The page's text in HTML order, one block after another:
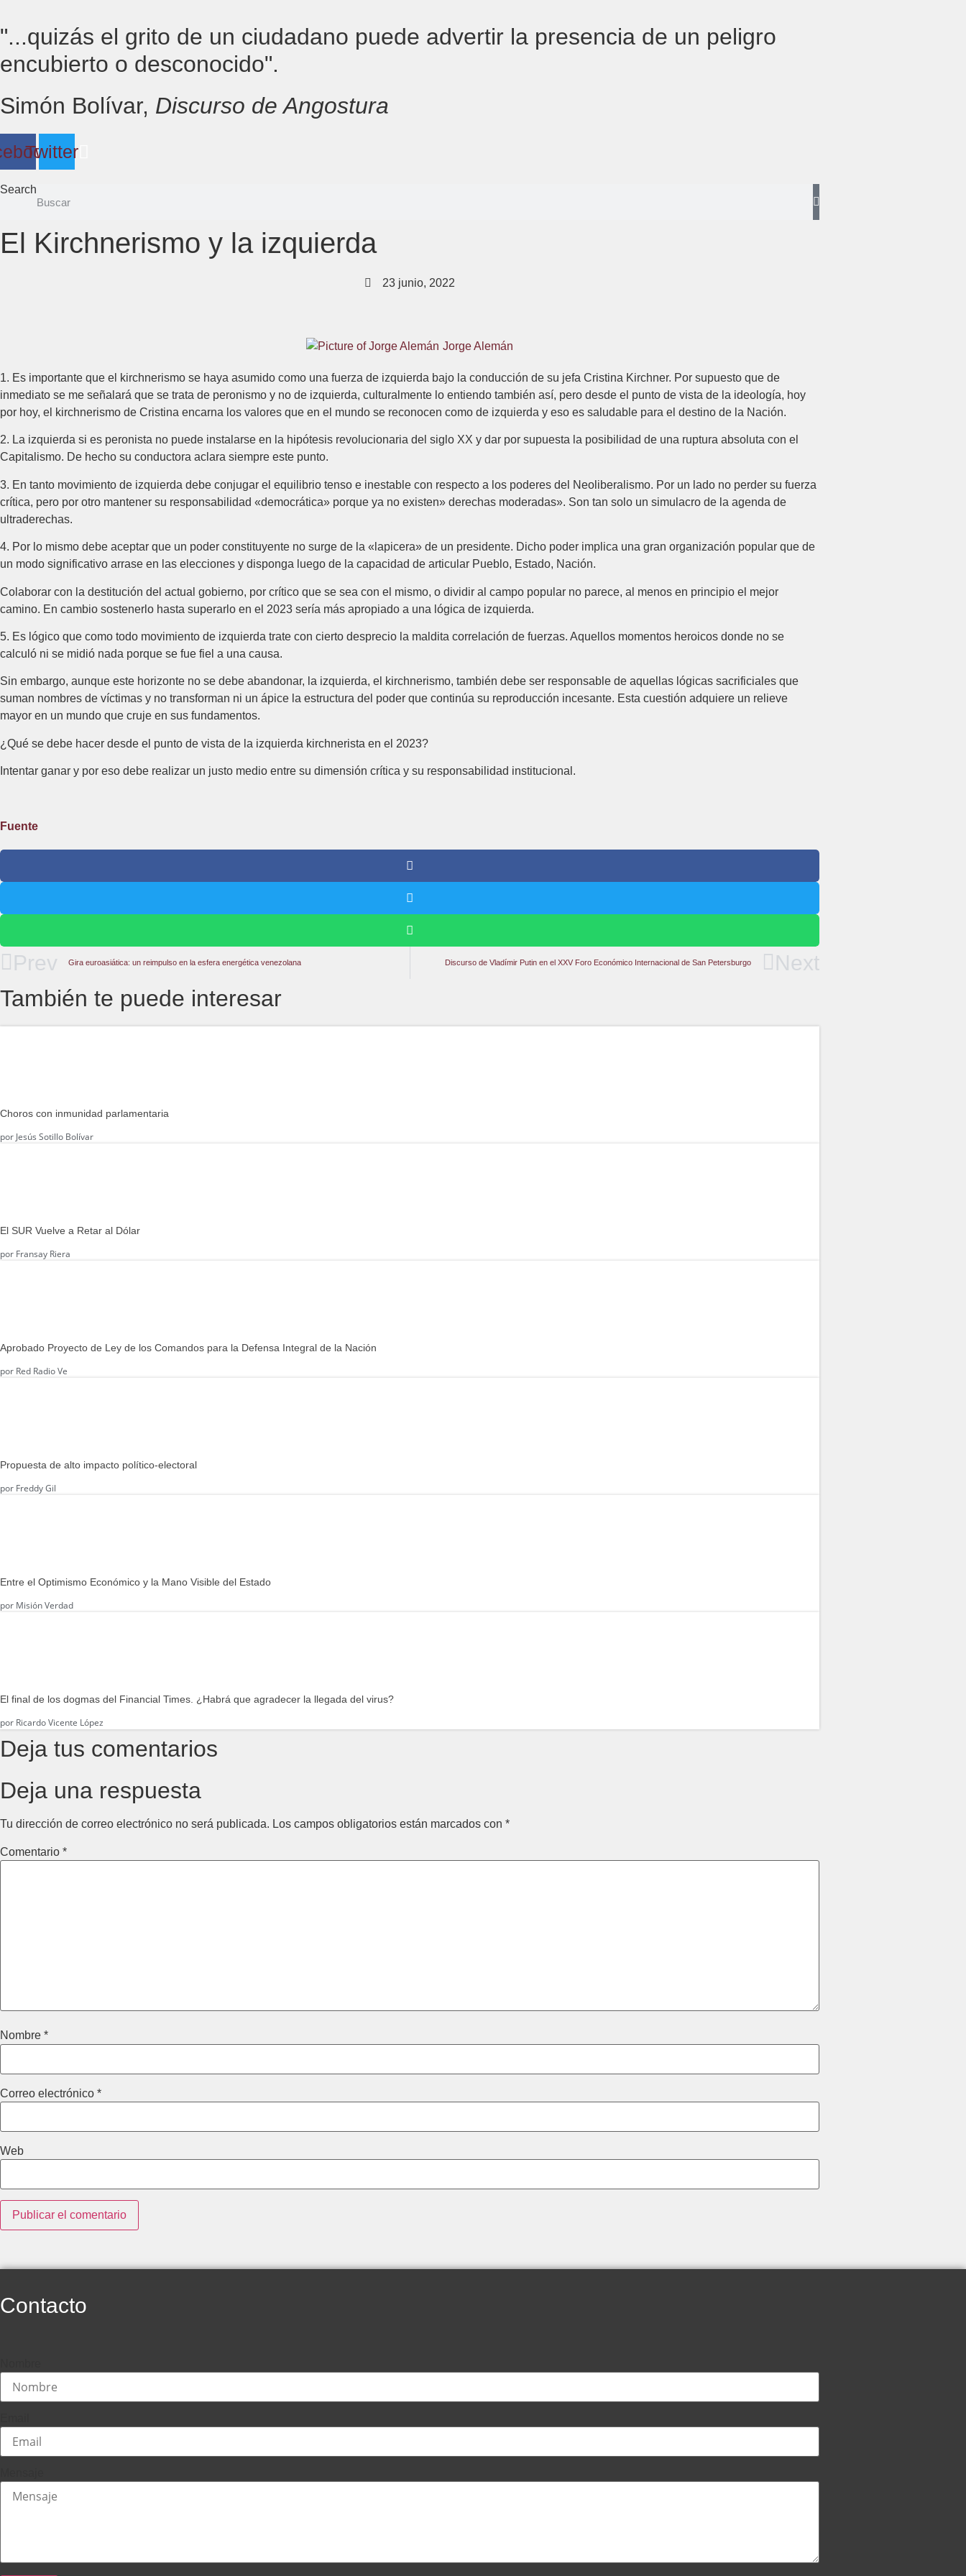
contenido
"...quizás el grito de un ciudadano puede advertir la presencia de un peligro
encubierto o desconocido".
Simón Bolívar, Discurso de Angostura
Twitter
Search
El Kirchnerismo y la izquierda
23 junio, 2022
Jorge Alemán
1. Es importante que el kirchnerismo se haya asumido como una fuerza de izquierda bajo la conducción de su jefa Cristina Kirchner. Por supuesto que de
inmediato se me señalará que se trata de peronismo y no de izquierda, culturalmente lo entiendo también así, pero desde el punto de vista de la ideología, hoy
por hoy, el kirchnerismo de Cristina encarna los valores que en el mundo se reconocen como de izquierda y eso es saludable para el destino de la Nación.
2. La izquierda si es peronista no puede instalarse en la hipótesis revolucionaria del siglo XX y dar por supuesta la posibilidad de una ruptura absoluta con el
Capitalismo. De hecho su conductora aclara siempre este punto.
3. En tanto movimiento de izquierda debe conjugar el equilibrio tenso e inestable con respecto a los poderes del Neoliberalismo. Por un lado no perder su fuerza
crítica, pero por otro mantener su responsabilidad «democrática» porque ya no existen» derechas moderadas». Son tan solo un simulacro de la agenda de
ultraderechas.
4. Por lo mismo debe aceptar que un poder constituyente no surge de la «lapicera» de un presidente. Dicho poder implica una gran organización popular que de
un modo significativo arrase en las elecciones y disponga luego de la capacidad de articular Pueblo, Estado, Nación.
Colaborar con la destitución del actual gobierno, por crítico que se sea con el mismo, o dividir al campo popular no parece, al menos en principio el mejor
camino. En cambio sostenerlo hasta superarlo en el 2023 sería más apropiado a una lógica de izquierda.
5. Es lógico que como todo movimiento de izquierda trate con cierto desprecio la maldita correlación de fuerzas. Aquellos momentos heroicos donde no se
calculó ni se midió nada porque se fue fiel a una causa.
Sin embargo, aunque este horizonte no se debe abandonar, la izquierda, el kirchnerismo, también debe ser responsable de aquellas lógicas sacrificiales que
suman nombres de víctimas y no transforman ni un ápice la estructura del poder que continúa su reproducción incesante. Esta cuestión adquiere un relieve
mayor en un mundo que cruje en sus fundamentos.
¿Qué se debe hacer desde el punto de vista de la izquierda kirchnerista en el 2023?
Intentar ganar y por eso debe realizar un justo medio entre su dimensión crítica y su responsabilidad institucional.
Fuente
Prev Gira euroasiática: un reimpulso en la esfera energética venezolana Discurso de Vladímir Putin en el XXV Foro Económico Internacional de San Petersburgo Next
También te puede interesar
Choros con inmunidad parlamentaria
por Jesús Sotillo Bolívar
El SUR Vuelve a Retar al Dólar
por Fransay Riera
Aprobado Proyecto de Ley de los Comandos para la Defensa Integral de la Nación
por Red Radio Ve
Propuesta de alto impacto político-electoral
por Freddy Gil
Entre el Optimismo Económico y la Mano Visible del Estado
por Misión Verdad
El final de los dogmas del Financial Times. ¿Habrá que agradecer la llegada del virus?
por Ricardo Vicente López
Deja tus comentarios
Deja una respuesta
Tu dirección de correo electrónico no será publicada. Los campos obligatorios están marcados con *
Comentario *
Nombre *
Correo electrónico *
Web
Contacto